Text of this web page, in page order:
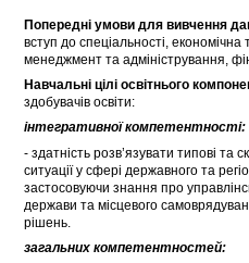
Попередні умови для вивчення
вступ до спеціальності,
менеджмент та адміністрування,
Навчальні цілі освітнього
здобувачів освіти:
інтегративної компетентності:
- здатність розв’язувати типові та
ситуації у сфері державного та
застосовуючи знання про
держави та місцевого
рішень.
загальних компетентностей: